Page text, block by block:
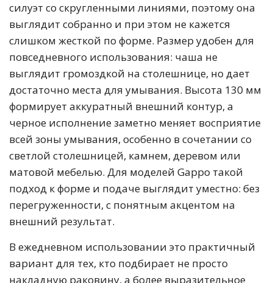
силуэт со скругленными линиями, поэтому она
выглядит собранно и при этом не кажется
слишком жесткой по форме. Размер удобен для
повседневного использования: чаша не
выглядит громоздкой на столешнице, но дает
достаточно места для умывания. Высота 130 мм
формирует аккуратный внешний контур, а
черное исполнение заметно меняет восприятие
всей зоны умывания, особенно в сочетании со
светлой столешницей, камнем, деревом или
матовой мебелью. Для моделей Gappo такой
подход к форме и подаче выглядит уместно: без
перегруженности, с понятным акцентом на
внешний результат.
В ежедневном использовании это практичный
вариант для тех, кто подбирает не просто
накладную раковину, а более выразительное